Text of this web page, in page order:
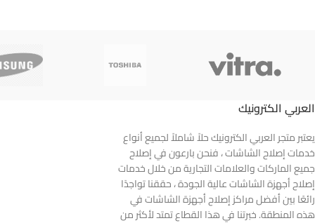
العربي الكترونيك
يعتبر متجر العربي الكترونيك حلاً شاملاً لجميع أنواع
خدمات إصلاح الشاشات ، فنحن بارعون في إصلاح
جميع الماركات والعلامات التجارية من خلال خدمات
إصلاح أجهزة الشاشات عالية الجودة ، حققنا تواجدًا
رائعًا بين أفضل مراكز إصلاح أجهزة الشاشات في
هذه المنطقة. خبرتنا في هذا القطاع تمتد لأكثر من